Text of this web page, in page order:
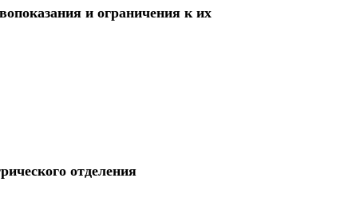
и ограничения к их
отделения